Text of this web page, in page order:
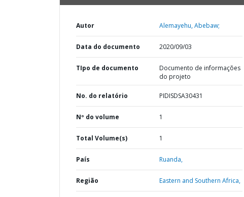
Autor Alemayehu, Abebaw;
Data do documento 2020/09/03
TIpo de documento
Documento de informações
do projeto
No. do relatório PIDISDSA30431
Nº do volume 1
Total Volume(s) 1
País Ruanda,
Região Eastern and Southern Africa,